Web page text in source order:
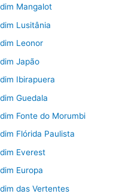
Mangalot
Lusitânia
Leonor
Japão
Ibirapuera
Guedala
Fonte do Morumbi
Flórida Paulista
Everest
Europa
das Vertentes